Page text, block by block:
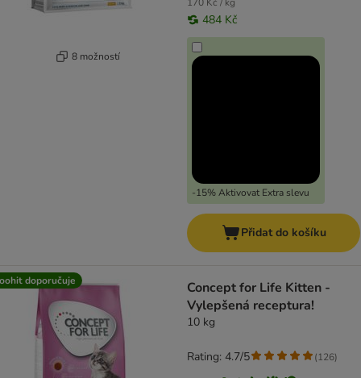
8 možností
484 Kč
-15% Aktivovat Extra slevu
Přidat do košíku
doporučuje
Concept for Life Kitten -
Vylepšená receptura!
10 kg
Rating: 4.7/5 (126)